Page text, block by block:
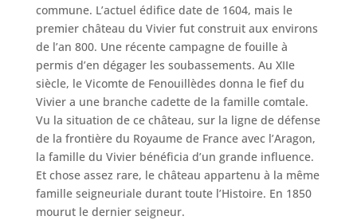
commune. L’actuel édifice date de 1604, mais le
premier château du Vivier fut construit aux environs
de l’an 800. Une récente campagne de fouille à
permis d’en dégager les soubassements. Au XIIe
siècle, le Vicomte de Fenouillèdes donna le fief du
Vivier a une branche cadette de la famille comtale.
Vu la situation de ce château, sur la ligne de défense
de la frontière du Royaume de France avec l’Aragon,
la famille du Vivier bénéficia d’un grande influence.
Et chose assez rare, le château appartenu à la même
famille seigneuriale durant toute l’Histoire. En 1850
mourut le dernier seigneur.